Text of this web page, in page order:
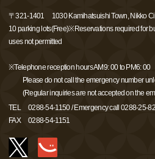
〒321-1401
1030 Kamihatsuishi Town, Nikko
10 parking lots(Free)※Reservations required for
uses not permitted
※Telephone reception hours AM9: 00 to PM6: 00
Please do not call the emergency number
(Regular inquiries are not accepted on the
TEL
0288-54-1150 / Emergency call 0288-25-
FAX
0288-54-1151